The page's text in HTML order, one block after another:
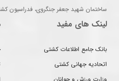
ساختمان شهید جعفر جنگروی، فدراسیون
لینک های مفید
بانک جامع اطلاعات کشتی
اتحادیه جهانی کشتی